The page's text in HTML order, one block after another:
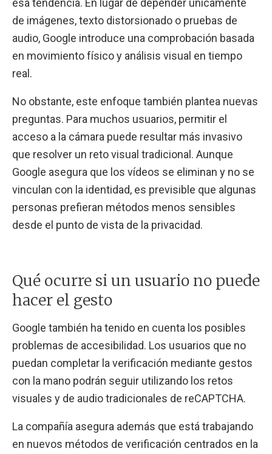
esa tendencia. En lugar de depender únicamente
de imágenes, texto distorsionado o pruebas de
audio, Google introduce una comprobación basada
en movimiento físico y análisis visual en tiempo
real.
No obstante, este enfoque también plantea nuevas
preguntas. Para muchos usuarios, permitir el
acceso a la cámara puede resultar más invasivo
que resolver un reto visual tradicional. Aunque
Google asegura que los vídeos se eliminan y no se
vinculan con la identidad, es previsible que algunas
personas prefieran métodos menos sensibles
desde el punto de vista de la privacidad.
Qué ocurre si un usuario no puede
hacer el gesto
Google también ha tenido en cuenta los posibles
problemas de accesibilidad. Los usuarios que no
puedan completar la verificación mediante gestos
con la mano podrán seguir utilizando los retos
visuales y de audio tradicionales de reCAPTCHA.
La compañía asegura además que está trabajando
en nuevos métodos de verificación centrados en la